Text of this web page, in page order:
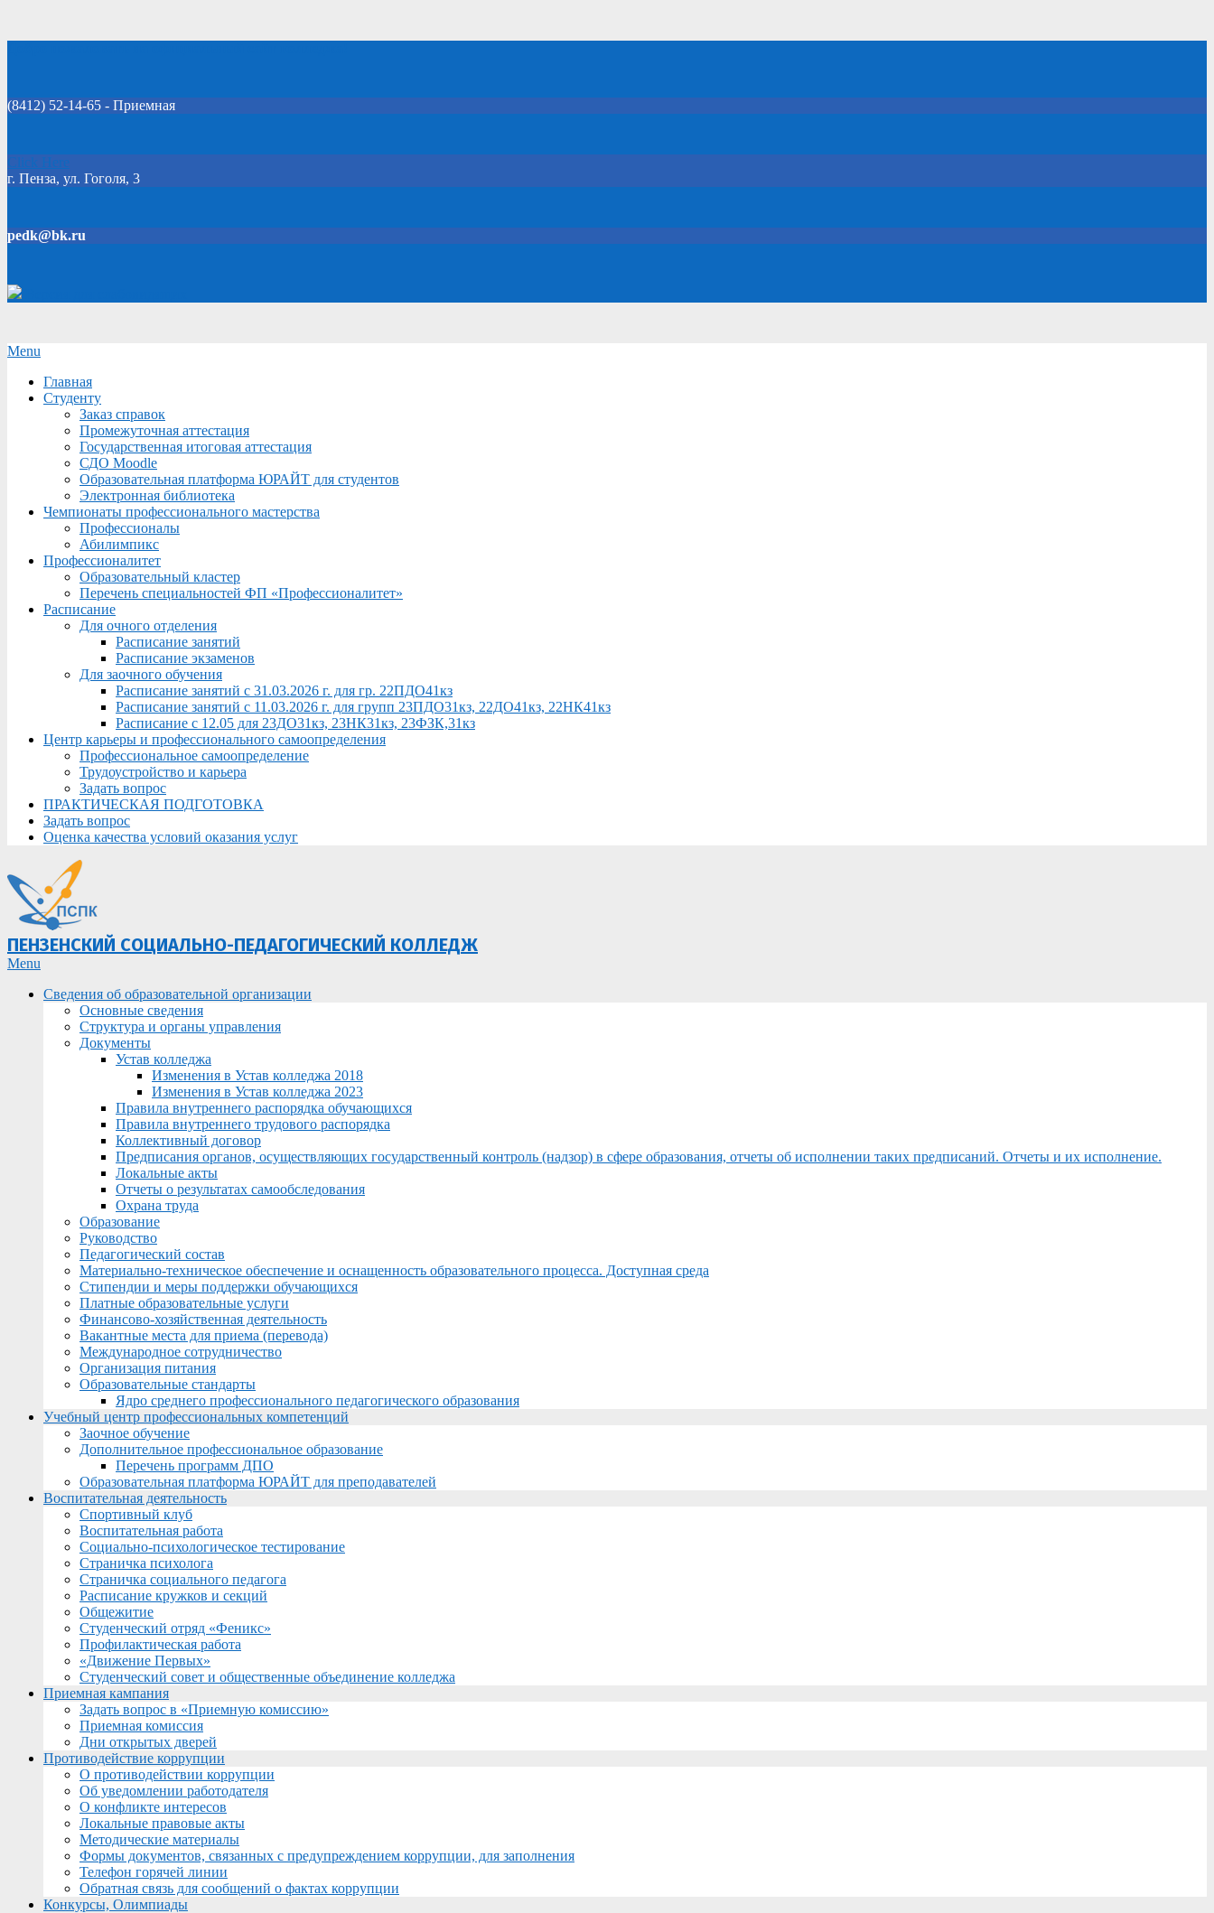
(8412) 52-14-65 - Приемная
Click Here
г. Пенза, ул. Гоголя, 3
pedk@bk.ru
Secondary
Menu
Menu
Главная
Студенту
Заказ справок
Промежуточная аттестация
Государственная итоговая аттестация
СДО Moodle
Образовательная платформа ЮРАЙТ для студентов
Электронная библиотека
Чемпионаты профессионального мастерства
Профессионалы
Абилимпикс
Профессионалитет
Образовательный кластер
Перечень специальностей ФП «Профессионалитет»
Расписание
Для очного отделения
Расписание занятий
Расписание экзаменов
Для заочного обучения
Расписание занятий с 31.03.2026 г. для гр. 22ПДО41кз
Расписание занятий с 11.03.2026 г. для групп 23ПДО31кз, 22ДО41кз, 22НК41кз
Расписание с 12.05 для 23ДО31кз, 23НК31кз, 23ФЗК,31кз
Центр карьеры и профессионального самоопределения
Профессиональное самоопределение
Трудоустройство и карьера
Задать вопрос
ПРАКТИЧЕСКАЯ ПОДГОТОВКА
Задать вопрос
Оценка качества условий оказания услуг
ПЕНЗЕНСКИЙ СОЦИАЛЬНО-ПЕДАГОГИЧЕСКИЙ КОЛЛЕДЖ
Primary
Menu
Menu
Сведения об образовательной организации
Основные сведения
Структура и органы управления
Документы
Устав колледжа
Изменения в Устав колледжа 2018
Изменения в Устав колледжа 2023
Правила внутреннего распорядка обучающихся
Правила внутреннего трудового распорядка
Коллективный договор
Предписания органов, осуществляющих государственный контроль (надзор) в сфере образования, отчеты об исполнении таких предписаний. Отчеты и их исполнение.
Локальные акты
Отчеты о результатах самообследования
Охрана труда
Образование
Руководство
Педагогический состав
Материально-техническое обеспечение и оснащенность образовательного процесса. Доступная среда
Стипендии и меры поддержки обучающихся
Платные образовательные услуги
Финансово-хозяйственная деятельность
Вакантные места для приема (перевода)
Международное сотрудничество
Организация питания
Образовательные стандарты
Ядро среднего профессионального педагогического образования
Учебный центр профессиональных компетенций
Заочное обучение
Дополнительное профессиональное образование
Перечень программ ДПО
Образовательная платформа ЮРАЙТ для преподавателей
Воспитательная деятельность
Спортивный клуб
Воспитательная работа
Социально-психологическое тестирование
Страничка психолога
Страничка социального педагога
Расписание кружков и секций
Общежитие
Студенческий отряд «Феникс»
Профилактическая работа
«Движение Первых»
Студенческий совет и общественные объединение колледжа
Приемная кампания
Задать вопрос в «Приемную комиссию»
Приемная комиссия
Дни открытых дверей
Противодействие коррупции
О противодействии коррупции
Об уведомлении работодателя
О конфликте интересов
Локальные правовые акты
Методические материалы
Формы документов, связанных с предупреждением коррупции, для заполнения
Телефон горячей линии
Обратная связь для сообщений о фактах коррупции
Конкурсы, Олимпиады